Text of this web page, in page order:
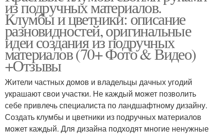
из подручных материалов.
Клумбы и цветники: описание
разновидностей, оригинальные
идеи создания из подручных
материалов (70+ Фото & Видео)
+Отзывы
Жители частных домов и владельцы дачных угодий
украшают свои участки. Не каждый может позволить
себе привлечь специалиста по ландшафтному дизайну.
Создать клумбы и цветники из подручных материалов
может каждый. Для дизайна подходят многие ненужные